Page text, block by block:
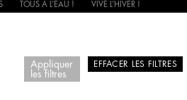
TOUS À L’EAU ! VIVE L’HIVER !
EFFACER LES FILTRES
Appliquer
les filtres